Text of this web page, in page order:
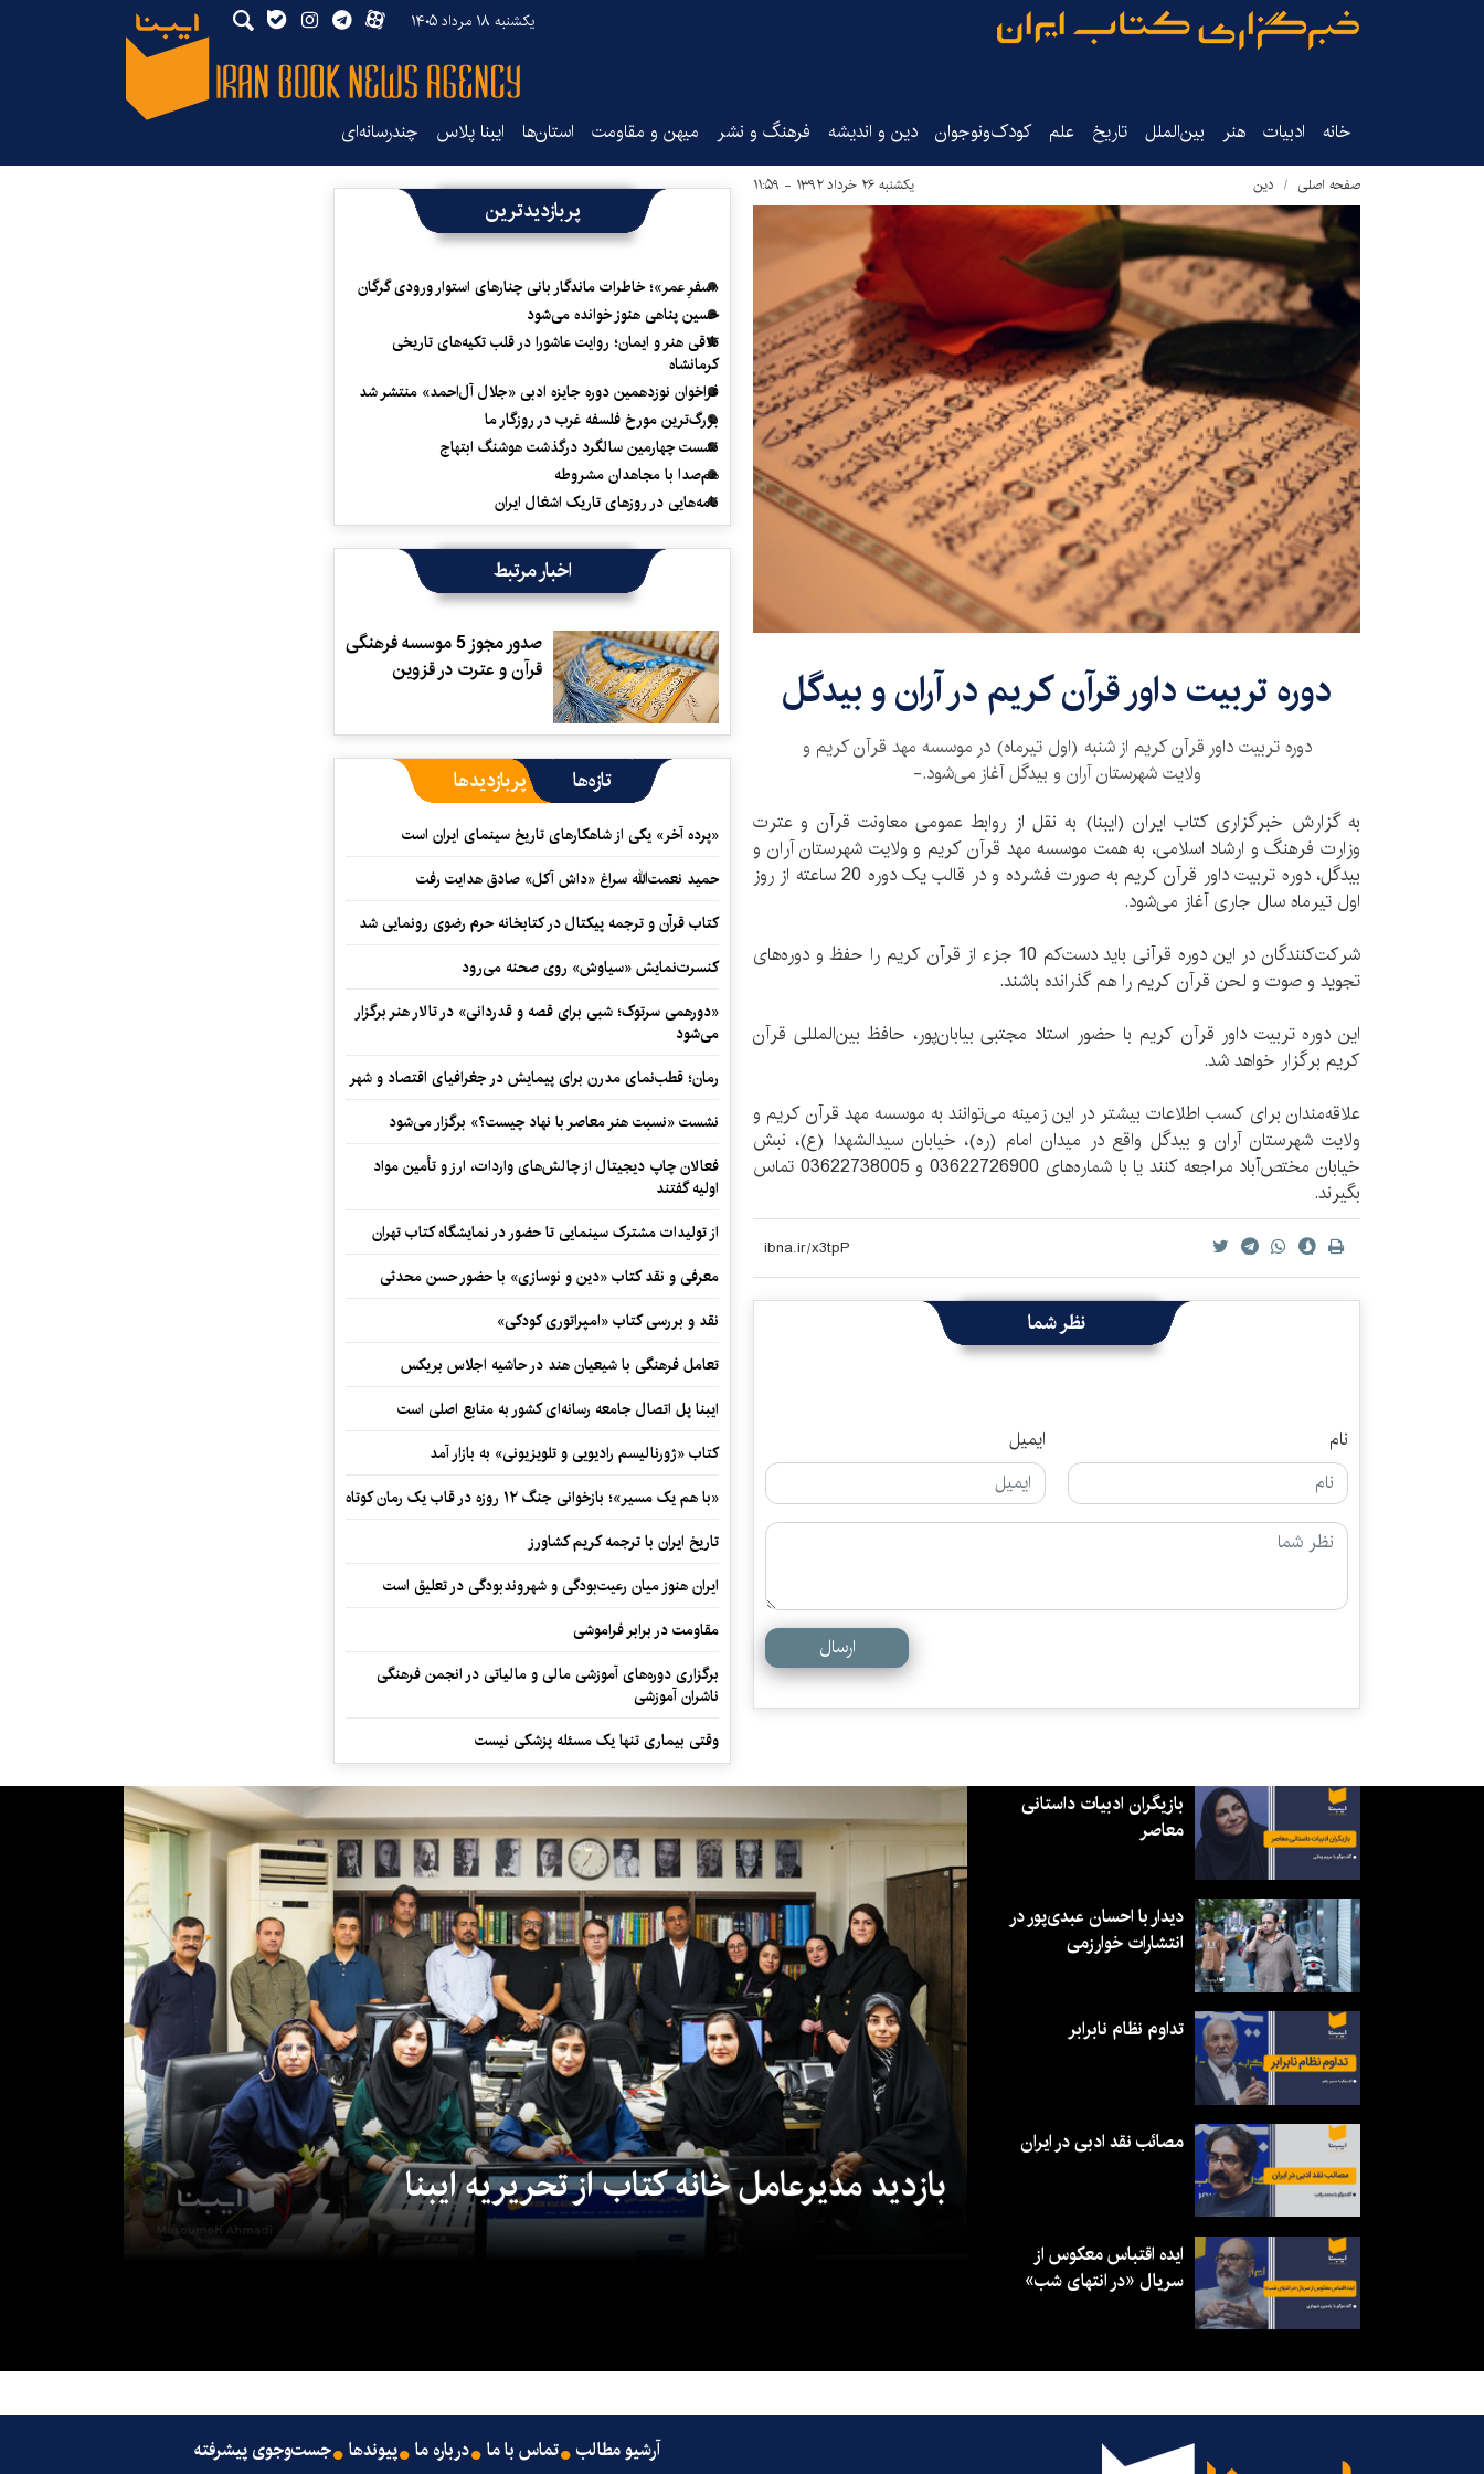
یکشنبه ۱۸ مرداد ۱۴۰۵
خانه ادبیات هنر بین‌الملل تاریخ‌ علم کودک‌ونوجوان دین و اندیشه فرهنگ و نشر میهن و مقاومت استان‌ها ایبنا پلاس چندرسانه‌ای
صفحه اصلی دین‌ یکشنبه ۲۶ خرداد ۱۳۹۲ - ۱۱:۵۹
دوره تربيت داور قرآن كريم در آران و بيدگل
دوره تربيت داور قرآن كريم از شنبه (اول تيرماه) در موسسه مهد قرآن كريم و
ولايت شهرستان آران و بيدگل آغاز می‌شود.-
به گزارش خبرگزاری کتاب ایران (ایبنا) به نقل از روابط عمومی معاونت قرآن و عترت
وزارت فرهنگ و ارشاد اسلامی، به همت موسسه مهد قرآن كريم و ولايت شهرستان آران و
بيدگل، دوره تربيت داور قرآن كريم به صورت فشرده و در قالب يک دوره 20 ساعته از روز
اول تيرماه سال جاری آغاز می‌شود.
شركت‌كنندگان در اين دوره قرآنی بايد دست‌کم 10 جزء از قرآن كريم را حفظ و دوره‌های
تجويد و صوت و لحن قرآن كريم را هم گذرانده باشند.
اين دوره تربيت داور قرآن كريم با حضور استاد مجتبی بيابان‌پور، حافظ بين‌المللی قرآن
كريم برگزار خواهد شد.
علاقه‌مندان برای كسب اطلاعات بيشتر در اين زمينه می‌توانند به موسسه مهد قرآن كريم و
ولايت شهرستان آران و بيدگل واقع در ميدان امام (ره)، خيابان سيدالشهدا (ع)، نبش
خيابان مختص‌آباد مراجعه کنند يا با شماره‌های 03622726900 و 03622738005 تماس
بگيرند.
نظر شما
نام ایمیل
ارسال
پربازدیدترین
«سفرِ عمر»؛ خاطرات ماندگار بانی چنارهای استوار ورودی گرگان
حسین پناهی هنوز خوانده می‌شود
تلاقی هنر و ایمان؛ روایت عاشورا در قلب تکیه‌های تاریخی
کرمانشاه
فراخوان نوزدهمین دوره جایزه ادبی «جلال آل‌احمد» منتشر شد
بزرگ‌ترین مورخ فلسفه غرب در روزگار ما
نشست چهارمین سالگرد درگذشت هوشنگ ابتهاج
هم‌صدا با مجاهدان مشروطه
نامه‌هایی در روزهای تاریک اشغال ایران
اخبار مرتبط
صدور مجوز 5 موسسه فرهنگی
قرآن و عترت در قزوین
تازه‌ها پربازدیدها
«پرده آخر» یکی از شاهکارهای تاریخ سینمای ایران است
حمید نعمت‌‏الله سراغ «داش آکل» صادق هدایت رفت
کتاب قرآن و ترجمه پیکتال در کتابخانه حرم رضوی رونمایی شد
کنسرت‌نمایش «سیاوش» روی صحنه می‌رود
«دورهمی سرتوک؛ شبی برای قصه و قدردانی» در تالار هنر برگزار
می‌شود
رمان؛ قطب‌نمای مدرن برای پیمایش در جغرافیای اقتصاد و شهر
نشست «نسبت هنر معاصر با نهاد چیست؟» برگزار می‌شود
فعالان چاپ دیجیتال از چالش‌های واردات، ارز و تأمین مواد
اولیه گفتند
از تولیدات مشترک سینمایی تا حضور در نمایشگاه کتاب تهران
معرفی و نقد کتاب «دین و نوسازی» با حضور حسن محدثی
نقد و بررسی کتاب «امپراتوری کودکی»
تعامل فرهنگی با شیعیان هند در حاشیه اجلاس بریکس
ایبنا پل اتصال جامعه رسانه‌ای کشور به منابع اصلی است
کتاب «ژورنالیسم رادیویی و تلویزیونی» به بازار آمد
«با هم یک مسیر»؛ بازخوانی جنگ ۱۲ روزه در قاب یک رمان کوتاه
تاریخ ایران با ترجمه کریم کشاورز
ایران هنوز میان رعیت‌بودگی و شهروندبودگی در تعلیق است
مقاومت در برابر فراموشی
برگزاری دوره‌های آموزشی مالی و مالیاتی در انجمن فرهنگی
ناشران آموزشی
وقتی بیماری تنها یک مسئله پزشکی نیست
بازدید مدیرعامل خانه کتاب از تحریریه ایبنا
بازیگران ادبیات داستانی
معاصر
دیدار با احسان عبدی‌پور در
انتشارات خوارزمی
تداوم نظام نابرابر
مصائب نقد ادبی در ایران
ایده اقتباس معکوس از
سریال «در انتهای شب»
آرشیو مطالب تماس با ما درباره ما پیوندها جست‌وجوی پیشرفته